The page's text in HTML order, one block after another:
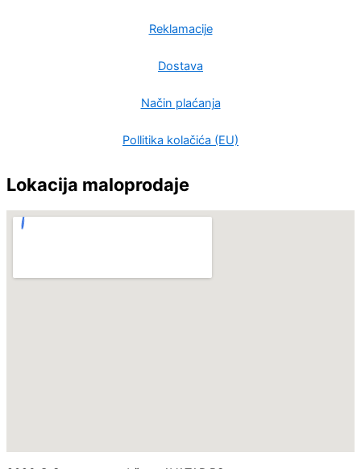
Reklamacije
Dostava
Način plaćanja
Pollitika kolačića (EU)
Lokacija maloprodaje